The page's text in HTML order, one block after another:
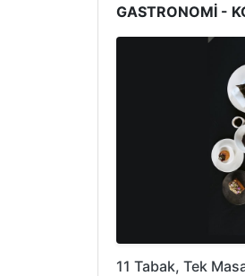
GASTRONOMİ -
11 Tabak, Tek